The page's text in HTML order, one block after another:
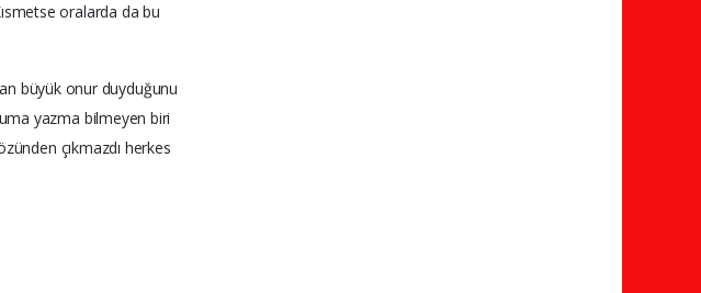
oralarda da bu
büyük onur duyduğunu
yazma bilmeyen biri
çıkmazdı herkes